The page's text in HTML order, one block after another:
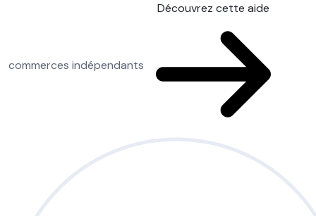
commerces indépendants
Découvrez cette aide